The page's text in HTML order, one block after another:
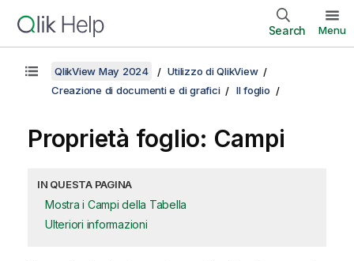
Search Menu
QlikView May 2024
Utilizzo di QlikView
Creazione di documenti e di grafici
Il foglio
Proprietà foglio: Campi
IN QUESTA PAGINA
Mostra i Campi della Tabella
Ulteriori informazioni